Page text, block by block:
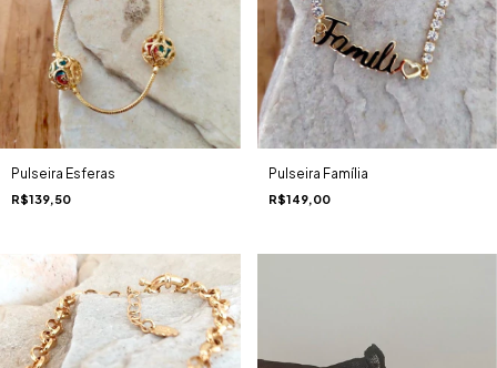
Pulseira Esferas
R$139,50
Pulseira Família
R$149,00